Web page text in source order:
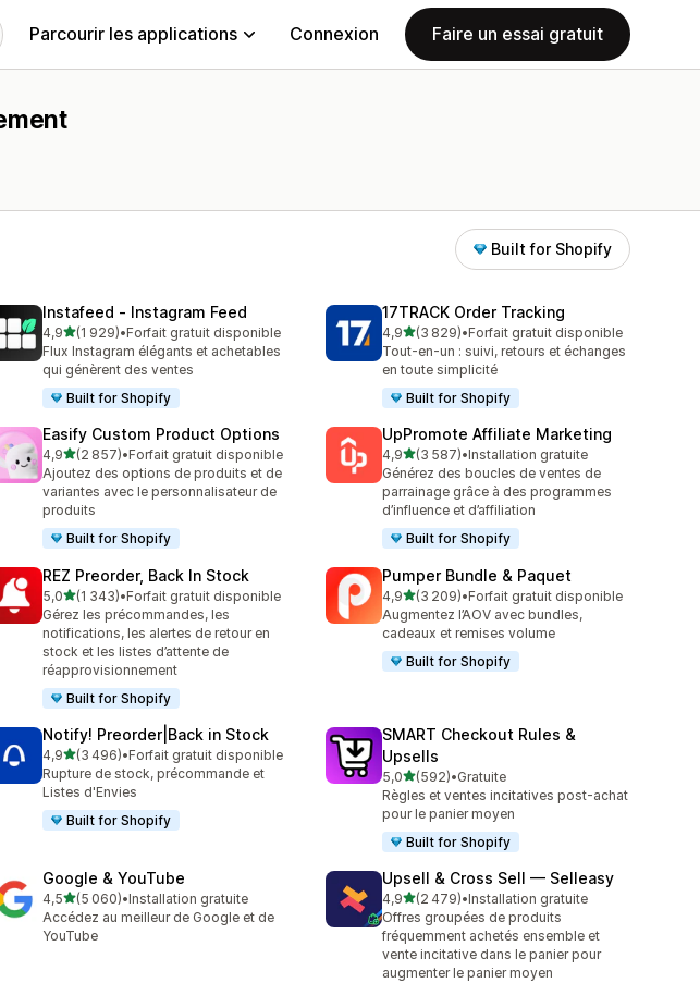
Parcourir les applications Connexion Faire un essai gratuit
Built for Shopify
Instafeed ‑ Instagram Feed
4,9étoile(s) sur 5
(1 929)
1929 avis au total
•Forfait gratuit disponible
Flux Instagram élégants et achetables
qui génèrent des ventes
Built for Shopify
17TRACK Order Tracking
4,9étoile(s) sur 5
(3 829)
3829 avis au total
•Forfait gratuit disponible
Tout-en-un : suivi, retours et échanges
en toute simplicité
Built for Shopify
Easify Custom Product Options
4,9étoile(s) sur 5
(2 857)
2857 avis au total
•Forfait gratuit disponible
Ajoutez des options de produits et de
variantes avec le personnalisateur de
produits
Built for Shopify
UpPromote Affiliate Marketing
4,9étoile(s) sur 5
(3 587)
3587 avis au total
•Installation gratuite
Générez des boucles de ventes de
parrainage grâce à des programmes
d’influence et d’affiliation
Built for Shopify
REZ Preorder, Back In Stock
5,0étoile(s) sur 5
(1 343)
1343 avis au total
•Forfait gratuit disponible
Gérez les précommandes, les
notifications, les alertes de retour en
stock et les listes d’attente de
réapprovisionnement
Built for Shopify
Pumper Bundle & Paquet
4,9étoile(s) sur 5
(3 209)
3209 avis au total
•Forfait gratuit disponible
Augmentez l’AOV avec bundles,
cadeaux et remises volume
Built for Shopify
Notify! Preorder|Back in Stock
4,9étoile(s) sur 5
(3 496)
3496 avis au total
•Forfait gratuit disponible
Rupture de stock, précommande et
Listes d'Envies
Built for Shopify
SMART Checkout Rules &
Upsells
5,0étoile(s) sur 5
(592)
592 avis au total
•Gratuite
Règles et ventes incitatives post-achat
pour le panier moyen
Built for Shopify
Google & YouTube
4,5étoile(s) sur 5
(5 060)
5060 avis au total
•Installation gratuite
Accédez au meilleur de Google et de
YouTube
Upsell & Cross Sell — Selleasy
4,9étoile(s) sur 5
(2 479)
2479 avis au total
•Installation gratuite
Offres groupées de produits
fréquemment achetés ensemble et
vente incitative dans le panier pour
augmenter le panier moyen